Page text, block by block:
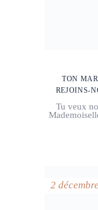
TON
REJOINS-
Tu veux
2